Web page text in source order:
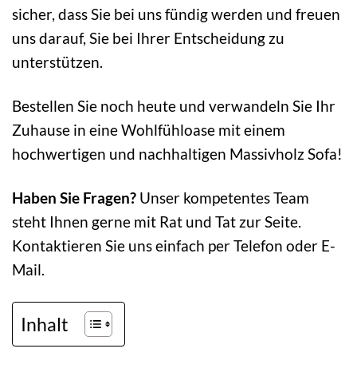
sicher, dass Sie bei uns fündig werden und freuen
uns darauf, Sie bei Ihrer Entscheidung zu
unterstützen.
Bestellen Sie noch heute und verwandeln Sie Ihr
Zuhause in eine Wohlfühloase mit einem
hochwertigen und nachhaltigen Massivholz Sofa!
Haben Sie Fragen? Unser kompetentes Team
steht Ihnen gerne mit Rat und Tat zur Seite.
Kontaktieren Sie uns einfach per Telefon oder E-
Mail.
Inhalt